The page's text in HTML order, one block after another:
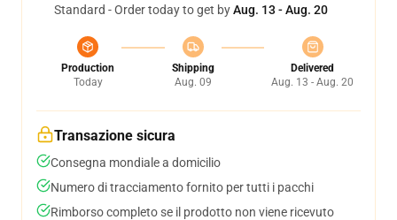
Standard - Order today to get byAug. 13 - Aug. 20
Production
Today
Shipping
Aug. 09
Delivered
Aug. 13 - Aug. 20
Transazione sicura
Consegna mondiale a domicilio
Numero di tracciamento fornito per tutti i pacchi
Rimborso completo se il prodotto non viene ricevuto